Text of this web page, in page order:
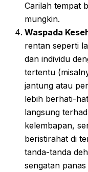
Carilah tempat
mungkin.
Waspada
rentan seperti
dan individu
tertentu
jantung atau
lebih berhati-
langsung
kelembapan,
beristirahat di
tanda-tanda
sengatan